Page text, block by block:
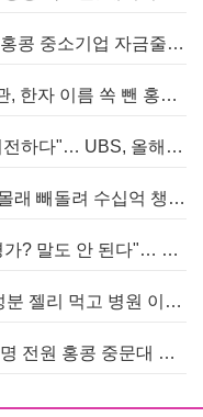
[홍콩금융] "은행 문턱 낮아졌다" 홍콩 중소기업 자금줄 숨통 트이나… HKMA "2분기 신용 조건 안정적"
[홍콩부동산] 렁춘잉 전 행정장관, 한자 이름 쏙 뺀 홍콩 고급 아파트 단지들에 쓴소리
[홍콩경제] "홍콩 성장 가능성 여전하다"… UBS, 올해 홍콩 GDP 성장률 전망치 4.5%로 대폭 상향
[홍콩뉴스] 샤넬 명품 700여 개 몰래 빼돌려 수십억 챙긴 직원 4년~7년형 선고
[홍콩정치] "의원 발언 횟수로 평가? 말도 안 된다"… 홍콩 입법회 의장의 일침
[홍콩뉴스] 어린 두 자녀, 마약 성분 젤리 먹고 병원 이송… 어머니와 친척 체포
[홍콩대학] 홍콩 수능 만점자 12명 전원 홍콩 중문대 의대 진학